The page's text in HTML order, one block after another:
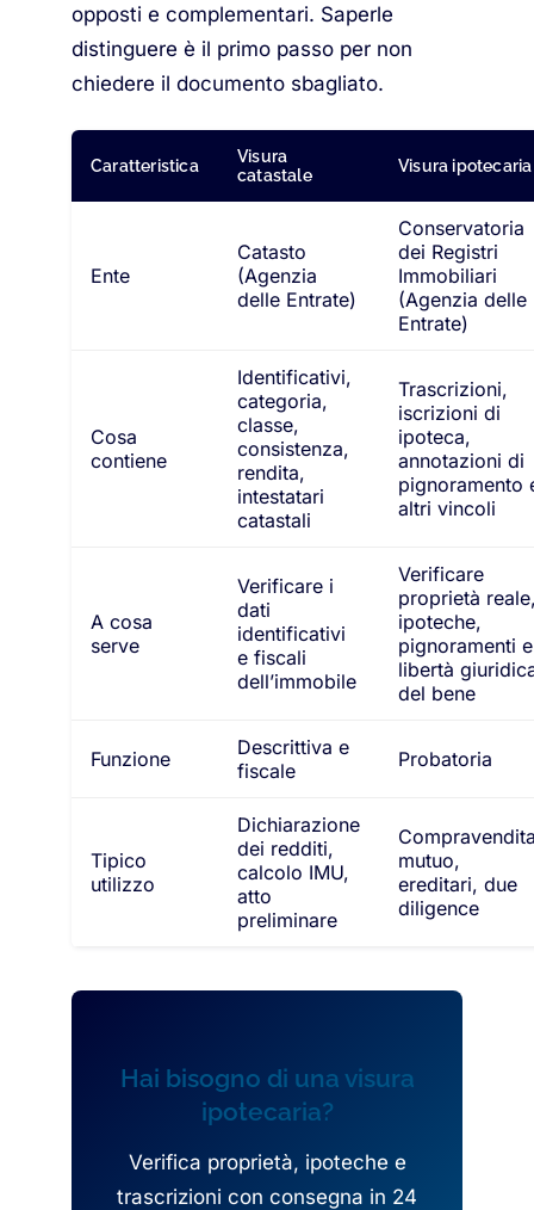
opposti e complementari. Saperle
distinguere è il primo passo per non
chiedere il documento sbagliato.
Caratteristica
Visura
catastale
Visura ipotecaria
Ente
Catasto
(Agenzia
delle Entrate)
Conservatoria
dei Registri
Immobiliari
(Agenzia delle
Entrate)
Cosa
contiene
Identificativi,
categoria,
classe,
consistenza,
rendita,
intestatari
catastali
Trascrizioni,
iscrizioni di
ipoteca,
annotazioni di
pignoramento
altri vincoli
A cosa
serve
Verificare i
dati
identificativi
e fiscali
dell’immobile
Verificare
proprietà
ipoteche,
pignoramenti e
libertà
del bene
Funzione
Descrittiva e
fiscale
Probatoria
Tipico
utilizzo
Dichiarazione
dei redditi,
calcolo IMU,
atto
preliminare
mutuo,
ereditari, due
diligence
Hai bisogno di una visura
ipotecaria?
Verifica proprietà, ipoteche e
trascrizioni con consegna in 24